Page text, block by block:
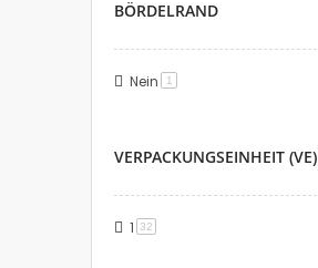
BÖRDELRAND
Nein 1
VERPACKUNGSEINHEIT (VE)
1 32